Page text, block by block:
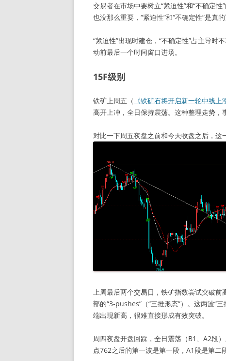
交易者在市场中要树立“紧迫性”和“不确定性
也没那么重要，“紧迫性”和“不确定性”是真的
“紧迫性”出现时建仓，“不确定性”占主导时
动前最后一个时间窗口进场。
15F级别
铁矿上周五（ 《铁矿石将开启新一轮中线
高开上冲，全日保持震荡。这种整理走势，
对比一下周五夜盘之前和今天收盘之后，这
上周最后两个交易日，铁矿指数尝试突破
部的“3-pushes”（“三推形态”）。这两波“
端出现新高，很难直接形成有效突破。
周四夜盘开盘回踩，全日震荡（B1、A2段
点762之后的第一波是第一段，A1段是第二